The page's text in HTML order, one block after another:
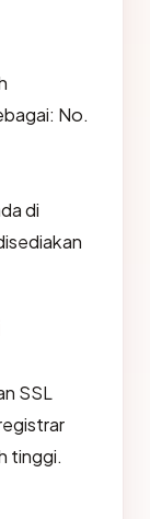
No.
di
SSL
tinggi.